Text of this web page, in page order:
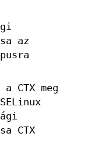
az
CTX meg
CTX